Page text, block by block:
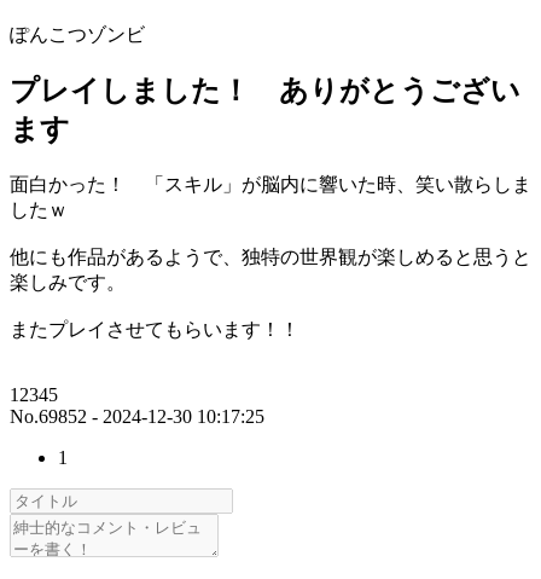
ぽんこつゾンビ
プレイしました！ ありがとうござい
ます
面白かった！ 「スキル」が脳内に響いた時、笑い散らしま
したｗ
他にも作品があるようで、独特の世界観が楽しめると思うと
楽しみです。
またプレイさせてもらいます！！
12345
No.69852 - 2024-12-30 10:17:25
1